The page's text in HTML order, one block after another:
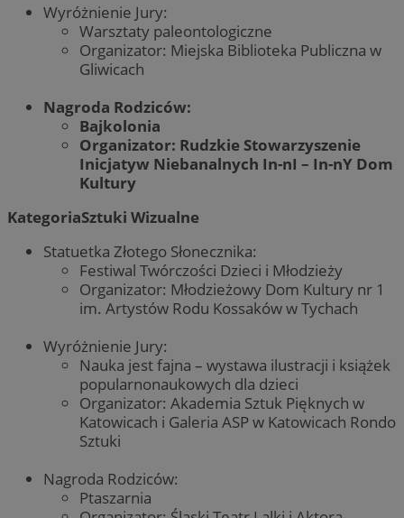
Wyróżnienie Jury:
Warsztaty paleontologiczne
Organizator: Miejska Biblioteka Publiczna w
Gliwicach
Nagroda Rodziców:
Bajkolonia
Organizator: Rudzkie Stowarzyszenie
Inicjatyw Niebanalnych In-nI – In-nY Dom
Kultury
KategoriaSztuki Wizualne
Statuetka Złotego Słonecznika:
Festiwal Twórczości Dzieci i Młodzieży
Organizator: Młodzieżowy Dom Kultury nr 1
im. Artystów Rodu Kossaków w Tychach
Wyróżnienie Jury:
Nauka jest fajna – wystawa ilustracji i książek
popularnonaukowych dla dzieci
Organizator: Akademia Sztuk Pięknych w
Katowicach i Galeria ASP w Katowicach Rondo
Sztuki
Nagroda Rodziców:
Ptaszarnia